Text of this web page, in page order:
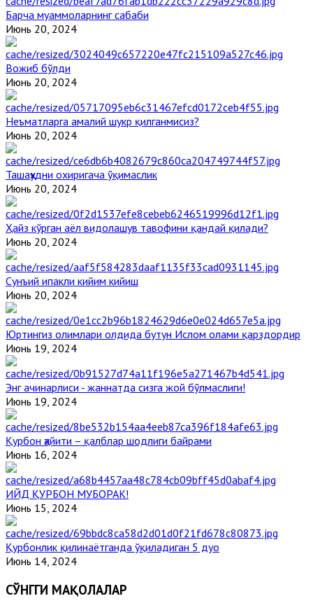
Барча муаммоларнинг сабаби
Июнь 20, 2024
Вожиб бўлди
Июнь 20, 2024
Неъматларга амалий шукр қилганмисиз?
Июнь 20, 2024
Ташаҳҳудни охиригача ўқимаслик
Июнь 20, 2024
Ҳайз кўрган аёл видолашув тавофини қандай қилади?
Июнь 20, 2024
Сунъий ипакли кийим кийиш
Июнь 20, 2024
Юртингиз олимлари олдида бутун Ислом олами қарздордир
Июнь 19, 2024
Энг ачинарлиси - жаннатда сизга жой бўлмаслиги!
Июнь 19, 2024
Қурбон ҳайити – қалблар шодлиги байрами
Июнь 16, 2024
ИЙД ҚУРБОН МУБОРАК!
Июнь 15, 2024
Қурбонлик қилинаётганда ўқиладиган 5 дуо
Июнь 14, 2024
СЎНГГИ МАҚОЛАЛАР